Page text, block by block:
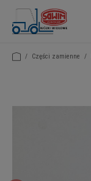
/ Części zamienne /